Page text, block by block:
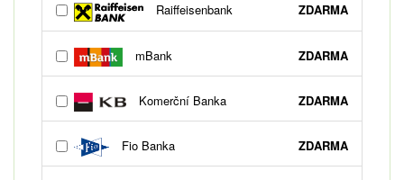
Raiffeisenbank ZDARMA
mBank ZDARMA
Komerční Banka ZDARMA
Fio Banka ZDARMA